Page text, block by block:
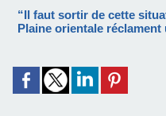
“Il faut sortir de cette
Plaine orientale